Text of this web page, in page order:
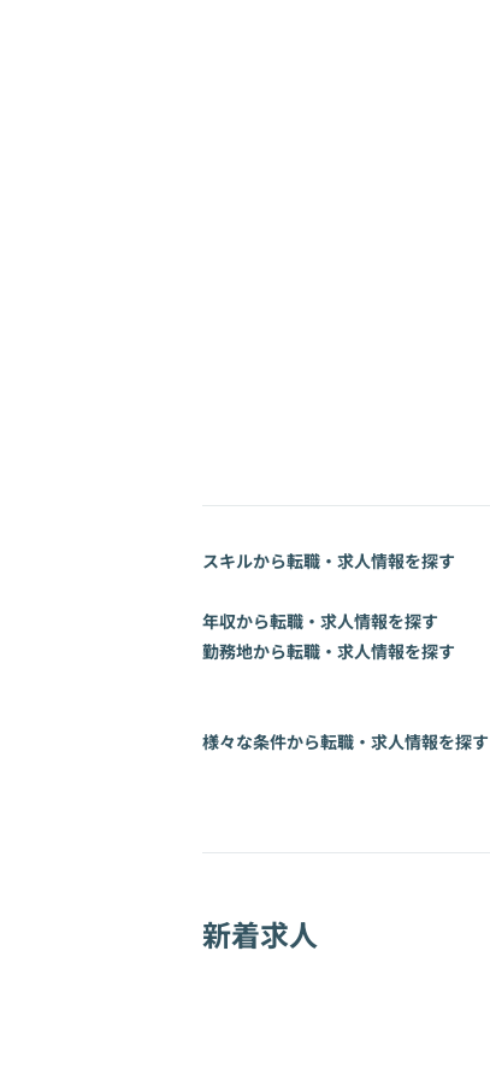
スキルから転職・求人情報を探す
年収から転職・求人情報を探す
勤務地から転職・求人情報を探す
様々な条件から転職・求人情報を探す
新着求人